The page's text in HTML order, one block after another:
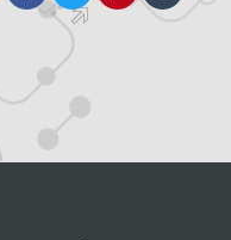
почта